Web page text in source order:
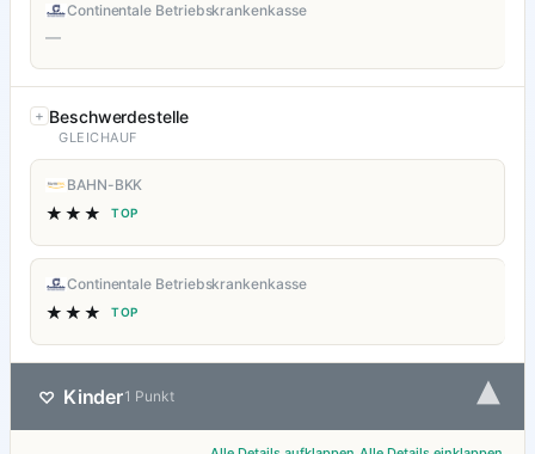
Continentale Betriebskrankenkasse
—
Beschwerdestelle
GLEICHAUF
BAHN-BKK
★★★ TOP
Continentale Betriebskrankenkasse
★★★ TOP
♡ Kinder1 Punkt ▾